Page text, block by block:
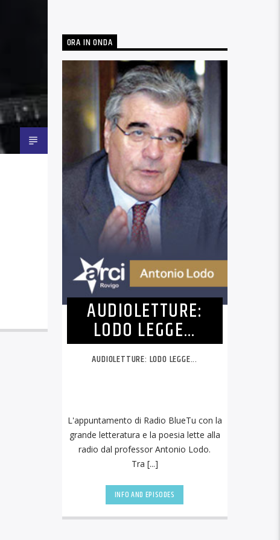
ORA IN ONDA
AUDIOLETTURE:
LODO LEGGE…
AUDIOLETTURE: LODO LEGGE...
L'appuntamento di Radio BlueTu con la
grande letteratura e la poesia lette alla
radio dal professor Antonio Lodo.
Tra [...]
INFO AND EPISODES